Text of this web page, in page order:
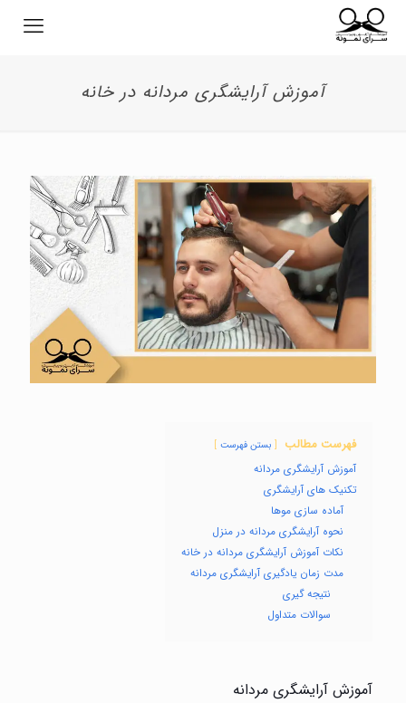
آموزش آرایشگری مردانه در خانه
فهرست مطالب بستن فهرست
آموزش آرایشگری مردانه
تکنیک های آرایشگری
آماده سازی موها
نحوه آرایشگری مردانه در منزل
نکات آموزش آرایشگری مردانه در خانه
مدت زمان یادگیری آرایشگری مردانه
نتیجه گیری
سوالات متداول
آموزش آرایشگری مردانه